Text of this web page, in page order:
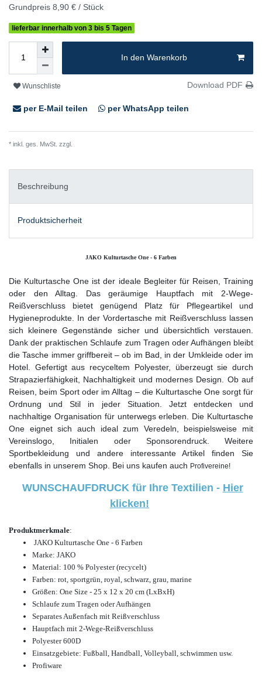
Grundpreis 8,90 € / Stück
lieferbar innerhalb von 3 bis 5 Tagen
In den Warenkorb
Wunschliste Download PDF
per E-Mail teilen per WhatsApp teilen
* inkl. ges. MwSt. zzgl.
Beschreibung
Produktsicherheit
JAKO Kulturtasche One - 6 Farben
Die Kulturtasche One ist der ideale Begleiter für Reisen, Training
oder den Alltag. Das geräumige Hauptfach mit 2-Wege-
Reißverschluss bietet genügend Platz für Pflegeartikel und
Hygieneprodukte. In der Vordertasche mit Reißverschluss lassen
sich kleinere Gegenstände sicher und übersichtlich verstauen.
Dank der praktischen Schlaufe zum Tragen oder Aufhängen bleibt
die Tasche immer griffbereit – ob im Bad, in der Umkleide oder im
Hotel. Gefertigt aus recyceltem Polyester, überzeugt sie durch
Strapazierfähigkeit, Nachhaltigkeit und modernes Design. Ob auf
Reisen, beim Sport oder im Alltag – die Kulturtasche One sorgt für
Ordnung und Stil in jeder Situation. Jetzt entdecken und
nachhaltige Organisation für unterwegs erleben. Die Kulturtasche
One eignet sich auch ideal zum Veredeln, beispielsweise mit
Vereinslogo, Initialen oder Sponsorendruck. Weitere
Sportbekleidung und andere interessante Artikel finden Sie
ebenfalls in unserem Shop. Bei uns kaufen auch Profivereine!
WUNSCHAUFDRUCK für Ihre Textilien - Hier
klicken!
Produktmerkmale:
JAKO Kulturtasche One - 6 Farben
Marke: JAKO
Material: 100 % Polyester (recycelt)
Farben: rot, sportgrün, royal, schwarz, grau, marine
Größen: One Size - 25 x 12 x 20 cm (LxBxH)
Schlaufe zum Tragen oder Aufhängen
Separates Außenfach mit Reißverschluss
Hauptfach mit 2-Wege-Reißverschluss
Polyester 600D
Einsatzgebiete: Fußball, Handball, Volleyball, schwimmen usw.
Profiware